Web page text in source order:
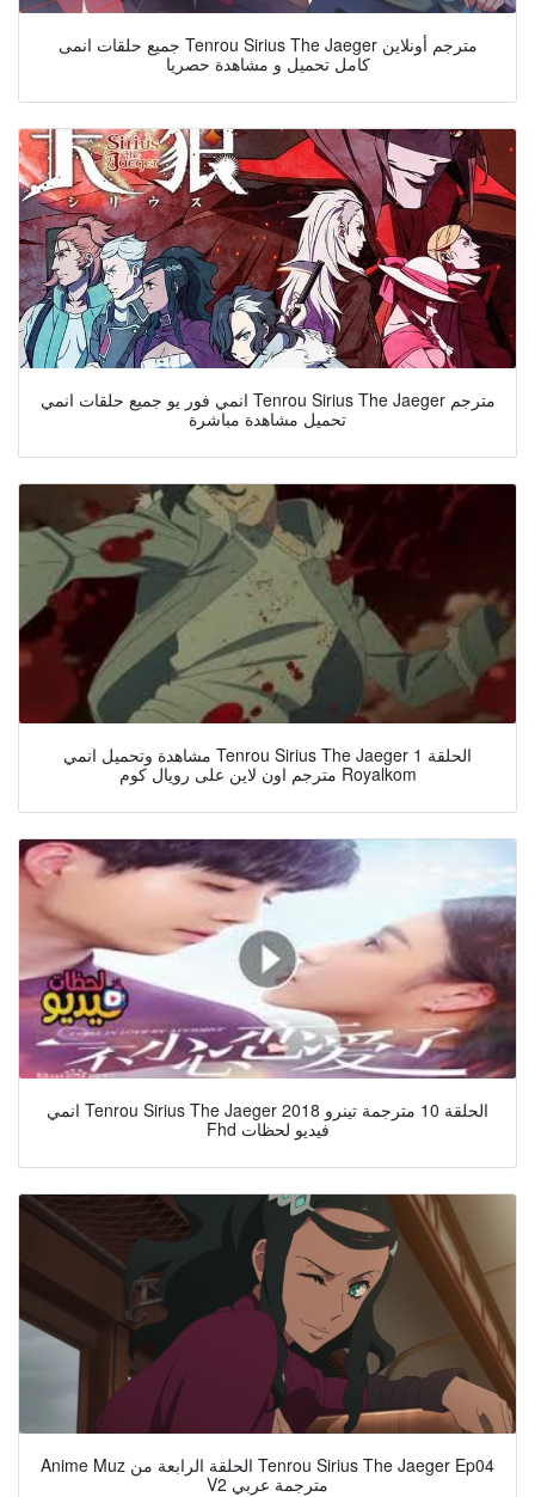
جميع حلقات انمى Tenrou Sirius The Jaeger مترجم أونلاين
كامل تحميل و مشاهدة حصريا
انمي فور يو جميع حلقات انمي Tenrou Sirius The Jaeger مترجم
تحميل مشاهدة مباشرة
مشاهدة وتحميل انمي Tenrou Sirius The Jaeger الحلقة 1
مترجم اون لاين على رويال كوم Royalkom
انمي Tenrou Sirius The Jaeger الحلقة 10 مترجمة تينرو 2018
Fhd فيديو لحظات
Anime Muz الحلقة الرابعة من Tenrou Sirius The Jaeger Ep04
V2 مترجمة عربي